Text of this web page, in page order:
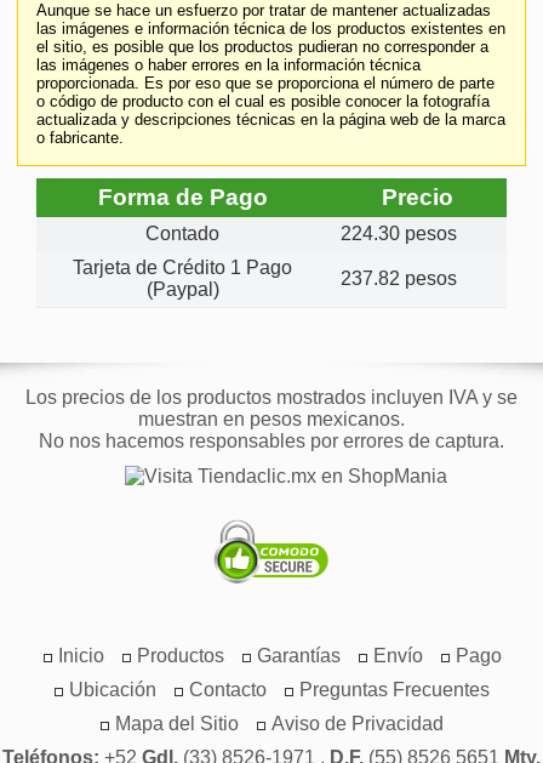
Aunque se hace un esfuerzo por tratar de mantener actualizadas
las imágenes e información técnica de los productos existentes en
el sitio, es posible que los productos pudieran no corresponder a
las imágenes o haber errores en la información técnica
proporcionada. Es por eso que se proporciona el número de parte
o código de producto con el cual es posible conocer la fotografía
actualizada y descripciones técnicas en la página web de la marca
o fabricante.
Forma de Pago Precio
Contado
224.30 pesos
Tarjeta de Crédito 1 Pago
(Paypal)
237.82 pesos
Los precios de los productos mostrados incluyen IVA y se
muestran en pesos mexicanos.
No nos hacemos responsables por errores de captura.
Inicio Productos Garantías Envío
Pago
Ubicación
Contacto
Preguntas Frecuentes
Mapa del Sitio
Aviso de Privacidad
Teléfonos: +52 Gdl. (33) 8526-1971 , D.F. (55) 8526 5651 Mty.